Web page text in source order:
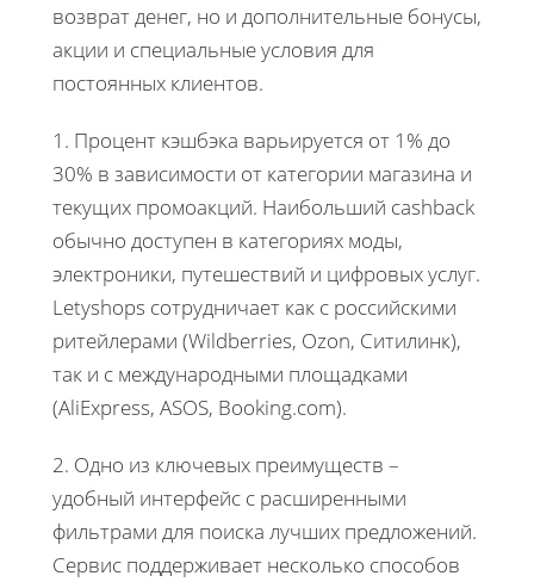
возврат денег, но и дополнительные бонусы,
акции и специальные условия для
постоянных клиентов.
1. Процент кэшбэка варьируется от 1% до
30% в зависимости от категории магазина и
текущих промоакций. Наибольший cashback
обычно доступен в категориях моды,
электроники, путешествий и цифровых услуг.
Letyshops сотрудничает как с российскими
ритейлерами (Wildberries, Ozon, Ситилинк),
так и с международными площадками
(AliExpress, ASOS, Booking.com).
2. Одно из ключевых преимуществ –
удобный интерфейс с расширенными
фильтрами для поиска лучших предложений.
Сервис поддерживает несколько способов